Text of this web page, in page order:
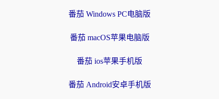
番茄 Windows PC电脑版
番茄 macOS苹果电脑版
番茄 ios苹果手机版
番茄 Android安卓手机版